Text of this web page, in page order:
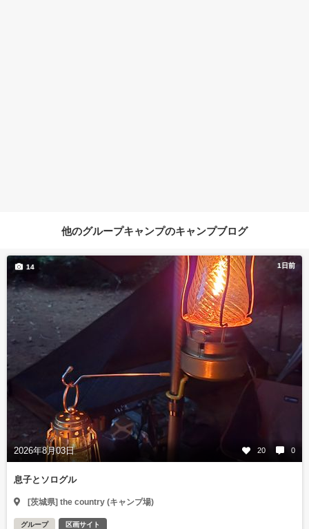
他のグループキャンプのキャンプブログ
1日前
2026年8月03日 20 0
14
息子とソログル
[茨城県] the country (キャンプ場)
グループ 区画サイト